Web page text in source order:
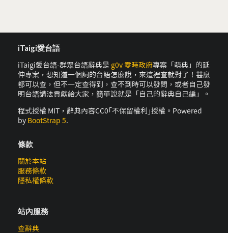
iTaigi愛台語
iTaigi愛台語-群眾台語辭典是 g0v 零時政府專案「萌典」的延
伸專案，想知道一個詞的台語怎麼說，來這裡查就對了！甚麼
都可以查，但不一定查得到，查不到時可以發問，或者自己發
明台語講法貢獻給大家，簡單說就是「自己的辭典自己編」。
程式授權 MIT，辭典內容CC0｢不保留權利｣授權。Powered
by BootStrap 5.
條款
關於本站
服務條款
隱私權條款
站內服務
查辭典